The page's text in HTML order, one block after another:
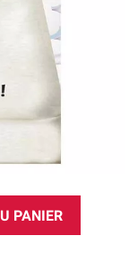
PANIER